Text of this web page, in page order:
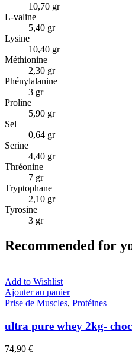
10,70 gr
L-valine
5,40 gr
Lysine
10,40 gr
Méthionine
2,30 gr
Phénylalanine
3 gr
Proline
5,90 gr
Sel
0,64 gr
Serine
4,40 gr
Thréonine
7 gr
Tryptophane
2,10 gr
Tyrosine
3 gr
Recommended for
Add to Wishlist
Ajouter au panier
Prise de Muscles, Protéines
ultra pure whey 2kg-
74,90 €